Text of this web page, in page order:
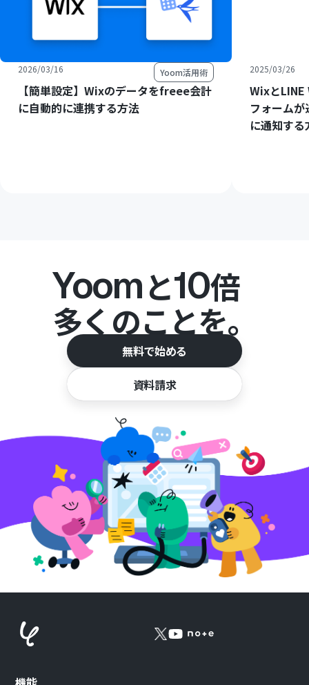
2026/03/16 Yoom活用術
【簡単設定】Wixのデータをfreee会計
に自動的に連携する方法
2025/03/26
WixとLINE
フォーム
に通知する
Yoomと10倍
多くのことを。
無料で始める
資料請求